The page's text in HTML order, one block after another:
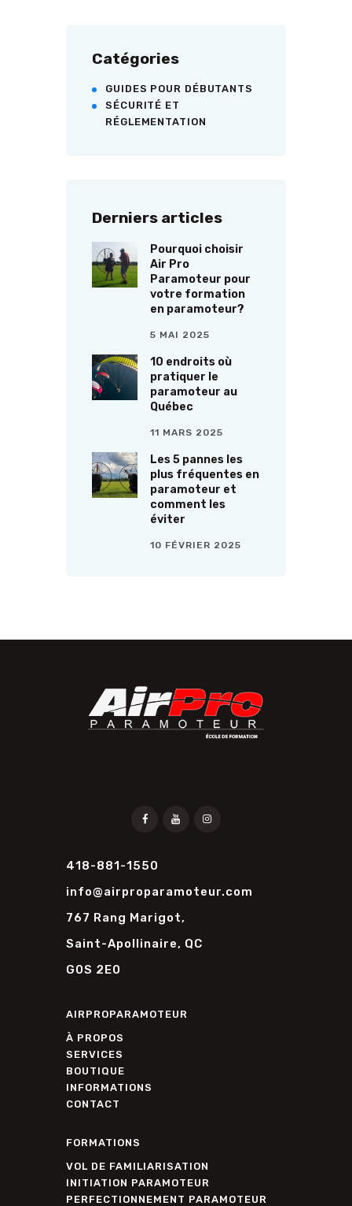
Catégories
GUIDES POUR DÉBUTANTS
SÉCURITÉ ET
RÉGLEMENTATION
Derniers articles
Pourquoi choisir
Air Pro
Paramoteur pour
votre formation
en paramoteur?
5 MAI 2025
10 endroits où
pratiquer le
paramoteur au
Québec
11 MARS 2025
Les 5 pannes les
plus fréquentes en
paramoteur et
comment les
éviter
10 FÉVRIER 2025
767 Rang Marigot,
Saint-Apollinaire, QC
G0S 2E0
info@airproparamoteur.com
418-881-1550
AIRPROPARAMOTEUR
À PROPOS
SERVICES
BOUTIQUE
INFORMATIONS
CONTACT
FORMATIONS
VOL DE FAMILIARISATION
INITIATION PARAMOTEUR
PERFECTIONNEMENT PARAMOTEUR